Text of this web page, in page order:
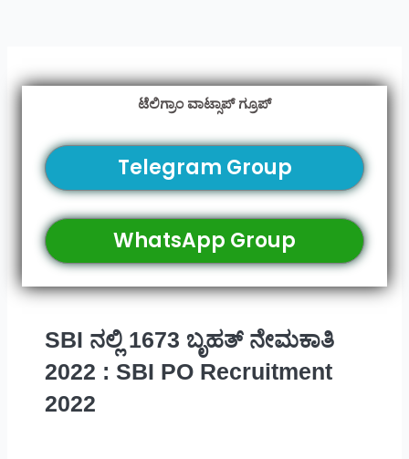
ಟೆಲಿಗ್ರಾಂ ವಾಟ್ಸಾಪ್ ಗ್ರೂಪ್
Telegram Group
WhatsApp Group
SBI ನಲ್ಲಿ 1673 ಬೃಹತ್ ನೇಮಕಾತಿ
2022 : SBI PO Recruitment
2022